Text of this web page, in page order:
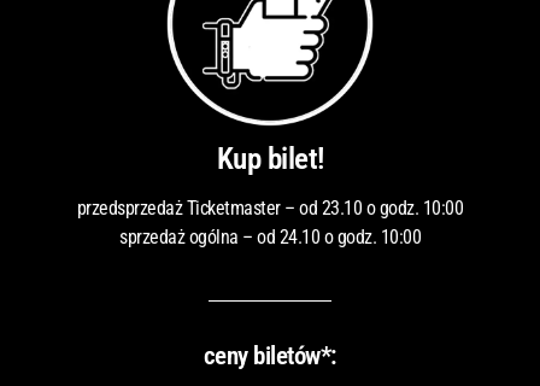
Kup bilet!
przedsprzedaż Ticketmaster – od 23.10 o godz. 10:00
sprzedaż ogólna – od 24.10 o godz. 10:00
ceny biletów*: